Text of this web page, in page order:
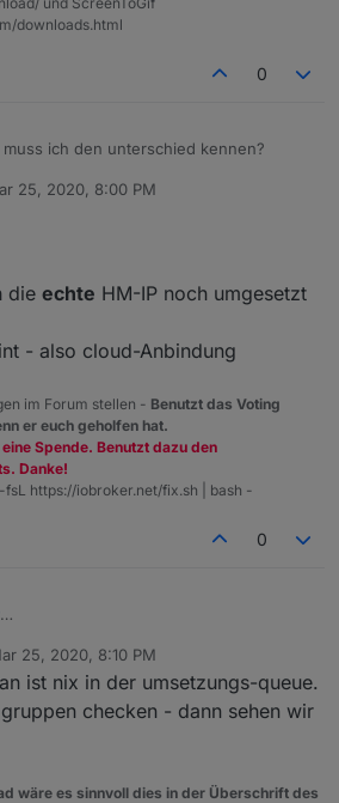
downloads.html
0
muss ich den unterschied kennen?
25, 2020, 8:00 PM
die echte HM-IP noch umgesetzt
- also cloud-Anbindung
im Forum stellen - Benutzt das Voting
er euch geholfen hat.
Spende. Benutzt dazu den
Danke!
fsL https://iobroker.net/fix.sh | bash -
0
doch dieechteHM-IP noch
- also cloud-Anbindung
25, 2020, 8:10 PM
ist nix in der umsetzungs-queue.
checken - dann sehen wir
wäre es sinnvoll dies in der Überschrift des